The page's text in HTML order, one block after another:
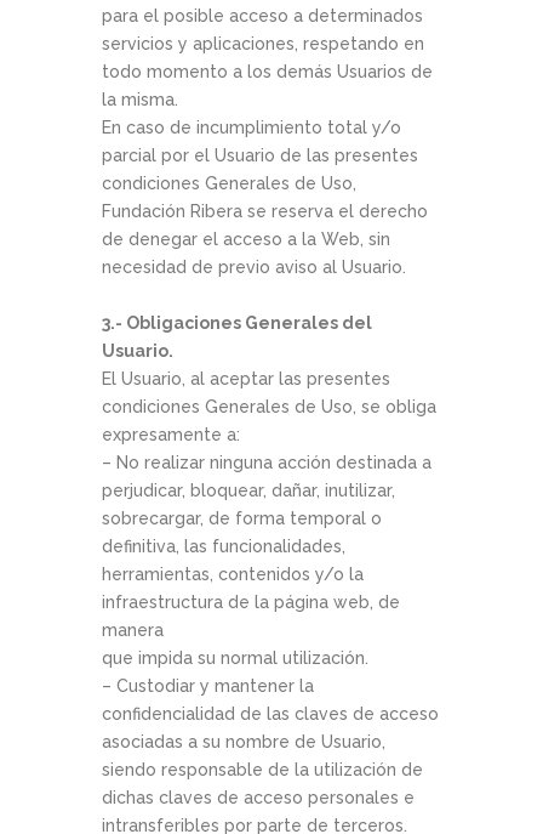
para el posible acceso a determinados
servicios y aplicaciones, respetando en
todo momento a los demás Usuarios de
la misma.
En caso de incumplimiento total y/o
parcial por el Usuario de las presentes
condiciones Generales de Uso,
Fundación Ribera se reserva el derecho
de denegar el acceso a la Web, sin
necesidad de previo aviso al Usuario.
3.- Obligaciones Generales del
Usuario.
El Usuario, al aceptar las presentes
condiciones Generales de Uso, se obliga
expresamente a:
– No realizar ninguna acción destinada a
perjudicar, bloquear, dañar, inutilizar,
sobrecargar, de forma temporal o
definitiva, las funcionalidades,
herramientas, contenidos y/o la
infraestructura de la página web, de
manera
que impida su normal utilización.
– Custodiar y mantener la
confidencialidad de las claves de acceso
asociadas a su nombre de Usuario,
siendo responsable de la utilización de
dichas claves de acceso personales e
intransferibles por parte de terceros.